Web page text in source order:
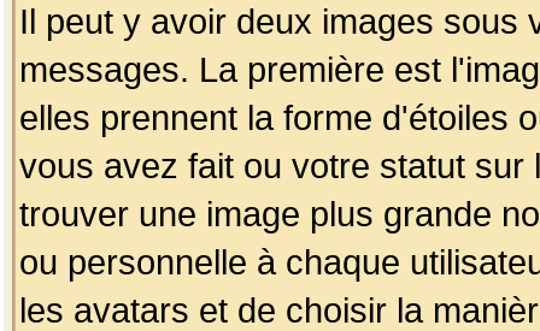
Il peut y avoir deux images sous
messages. La première est
elles prennent la forme d'étoiles
vous avez fait ou votre statut
trouver une image plus grande
ou personnelle à chaque
les avatars et de choisir la